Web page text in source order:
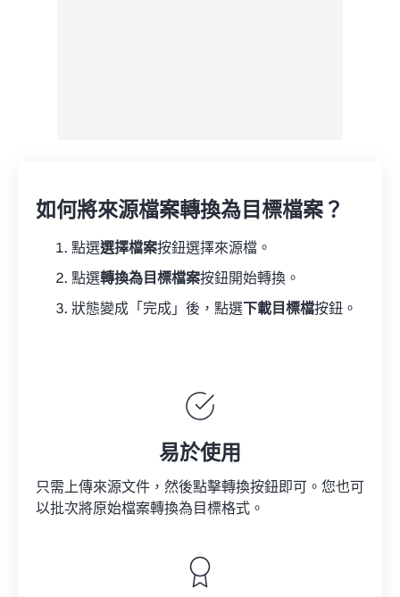
如何將來源檔案轉換為目標檔案？
點選選擇檔案按鈕選擇來源檔。
點選轉換為目標檔案按鈕開始轉換。
狀態變成「完成」後，點選 下載目標檔按鈕。
易於使用
只需上傳來源文件，然後點擊轉換按鈕即可。您也可
以批次將原始檔案轉換為目標格式。